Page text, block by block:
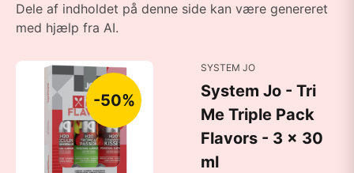
Dele af indholdet på denne side kan være genereret
med hjælp fra AI.
-50%
SYSTEM JO
System Jo - Tri
Me Triple Pack
Flavors - 3 x 30
ml